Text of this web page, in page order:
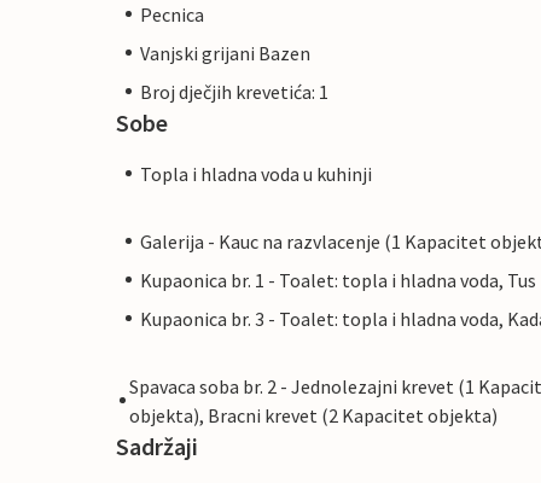
Pecnica
Vanjski grijani Bazen
Broj dječjih krevetića: 1
Sobe
Topla i hladna voda u kuhinji
Galerija - Kauc na razvlacenje (1 Kapacitet
Kupaonica br. 1 - Toalet: topla i hladna voda, Tus
Kupaonica br. 3 - Toalet: topla i hladna voda,
Spavaca soba br. 2 - Jednolezajni krevet (1
objekta), Bracni krevet (2 Kapacitet objekta)
Sadržaji